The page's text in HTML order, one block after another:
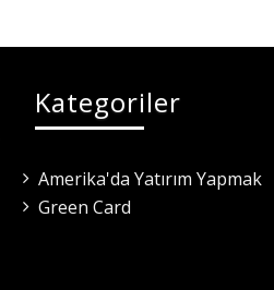
Kategoriler
Amerika'da Yatırım Yapmak
Green Card